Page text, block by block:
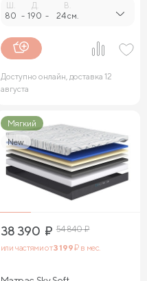
80 -
Д.
190 -
В.
24 см.
Доступно онлайн, доставка 12
августа
Мягкий
New
38 390 ₽ 54 840₽
или частями от3 199₽ в мес.